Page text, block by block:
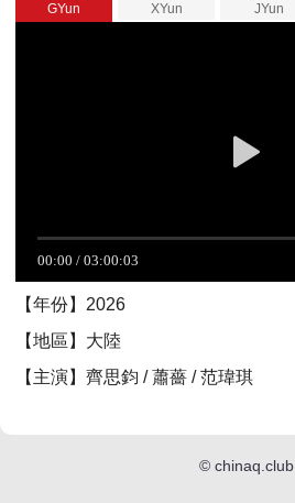
GYun
XYun
JYun
【年份】2026
【地區】大陸
【主演】齊思鈞 / 蕭薔 / 范瑋琪
© chinaq.club